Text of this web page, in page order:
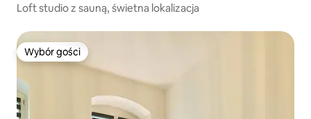
Loft studio z sauną, świetna lokalizacja
Wybór gości
Wybór gości